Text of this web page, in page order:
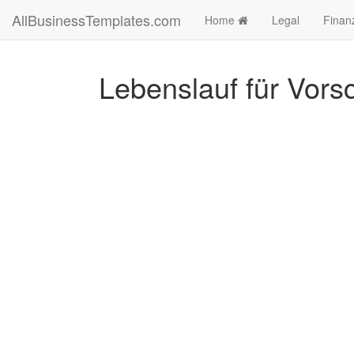
AllBusinessTemplates.com Home Legal
Lebenslauf für